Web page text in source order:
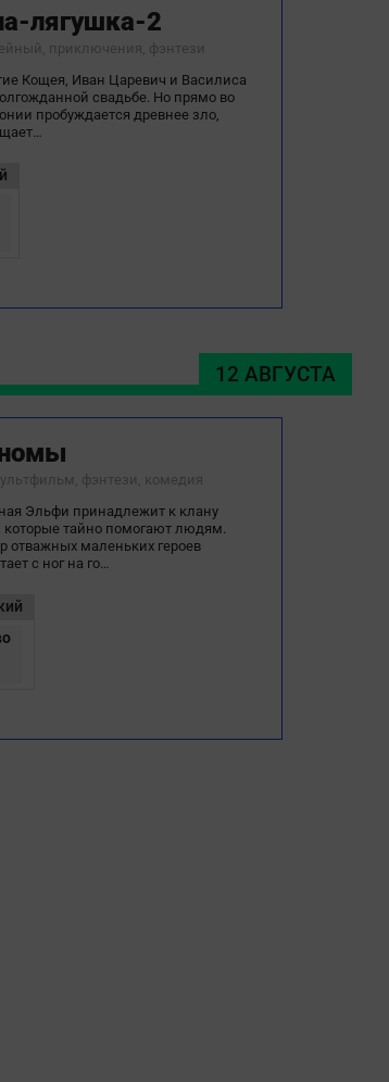
лягушка-2
приключения, фэнтези
Кощея, Иван Царевич и Василиса
свадьбе. Но прямо во
пробуждается древнее зло,
12 АВГУСТА
фэнтези, комедия
Эльфи принадлежит к клану
которые тайно помогают людям.
отважных маленьких героев
с ног на го…